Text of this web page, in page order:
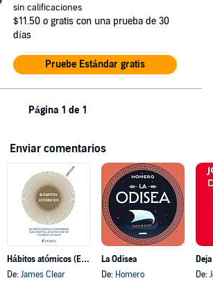
sin calificaciones
$11.50 o gratis con una prueba de 30
días
Pruebe Estándar gratis
Página 1 de 1
Enviar comentarios
Hábitos atómicos (Español neutro)
De: James Clear
La Odisea
De: Homero
De: